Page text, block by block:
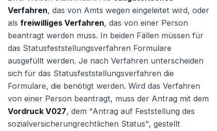
Verfahren, das von Amts wegen eingeleitet wird, oder
als freiwilliges Verfahren, das von einer Person
beantragt werden muss. In beiden Fällen müssen für
das Statusfeststellungsverfahren Formulare
ausgefüllt werden. Je nach Verfahren unterscheiden
sich für das Statusfeststellungsverfahren die
Formulare, die benötigt werden. Wird das Verfahren
von einer Person beantragt, muss der Antrag mit dem
Vordruck V027, dem "Antrag auf Feststellung des
sozialversicherungrechtlichen Status", gestellt